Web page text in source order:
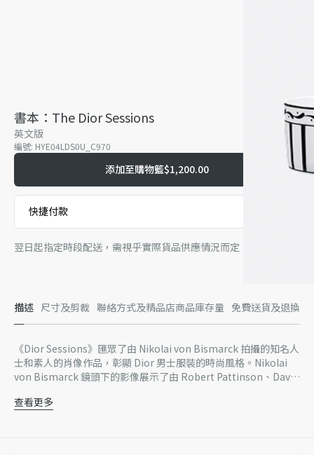
書本：The Dior Sessions
英文版
編號: HYE04LDS0U_C970
添加至購物籃$1,200.00
快捷付款
翌日起指定時段配送，需視乎實際貨品供應情況而定。
描述 尺寸及剪裁 聯絡方式及精品店商品庫存量 免費送貨及退換
《Dior Sessions》匯眾了由 Nikolai von Bismarck 拍攝的知名人
士和素人的肖像作品，彰顯 Dior 男士服裝的時尚風格。Nikolai
von Bismarck 鏡頭下的影像展示了由 Robert Pattinson、David
Hadid、Kate Moss 等人演繹 Kim Jones 的作品。文本由時裝記
英文版
查看更多